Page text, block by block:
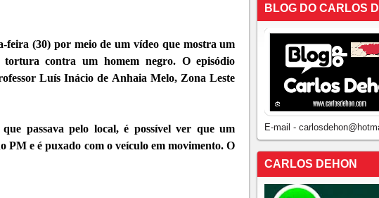
feira (30) por meio de um vídeo que mostra um
contra um homem negro. O episódio
Luís Inácio de Anhaia Melo, Zona Leste
passava pelo local, é possível ver que um
PM e é puxado com o veículo em movimento. O
BLOG DO CARLOS
E-mail -
CARLOS DEHON